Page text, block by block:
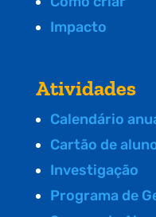
Impacto
Atividades
Calendário
Cartão de
Investigação
Programa de